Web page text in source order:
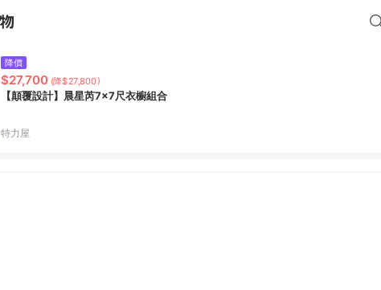
降價
$27,700 (降$27,800)
【顛覆設計】晨星芮7x7尺衣櫥組合
特力屋